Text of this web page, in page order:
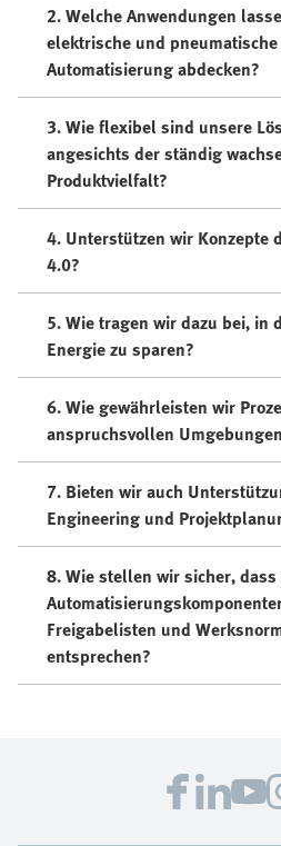
2. Welche Anwendungen
elektrische und pneumatische
Automatisierung abdecken?
3. Wie flexibel sind unsere
angesichts der ständig
Produktvielfalt?
4. Unterstützen wir Konzepte
4.0?
5. Wie tragen wir dazu bei, in
Energie zu sparen?
6. Wie gewährleisten wir
anspruchsvollen
7. Bieten wir auch
Engineering und
8. Wie stellen wir sicher,
Freigabelisten und
entsprechen?